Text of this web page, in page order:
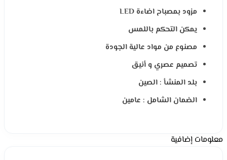
مزود بمصباح اضاءة LED
يمكن التحكم باللمس
مصنوع من مواد عالية الجودة
تصميم عصري و أنيق
بلد المنشأ : الصين
الضمان الشامل : عامين
معلومات إضافية